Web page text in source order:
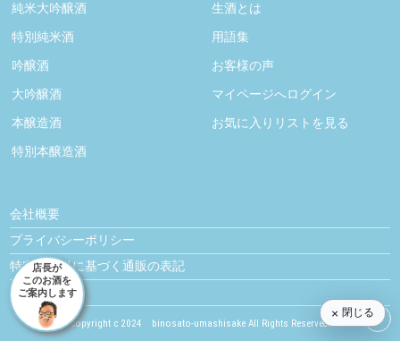
純米大吟醸酒
特別純米酒
吟醸酒
大吟醸酒
本醸造酒
特別本醸造酒
生酒とは
用語集
お客様の声
マイページへログイン
お気に入りリストを見る
会社概要
プライバシーポリシー
特定商取引に基づく通販の表記
お問い合わせ
copyright c 2024 binosato-umashisake All Rights Reserved.
店長が
このお酒を
ご案内します
閉じる